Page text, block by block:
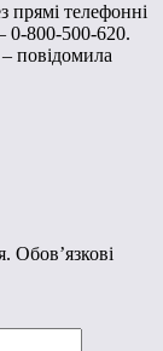
прямі телефонні
0-800-500-620.
– повідомила
Обов’язкові